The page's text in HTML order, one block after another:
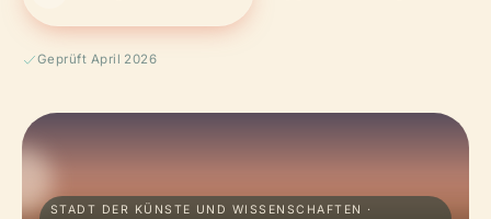
Geprüft April 2026
STADT DER KÜNSTE UND WISSENSCHAFTEN ·